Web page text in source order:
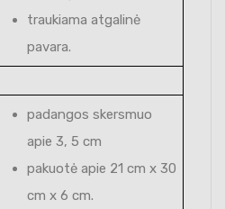
traukiama atgalinė
pavara.
padangos skersmuo
apie 3, 5 cm
pakuotė apie 21 cm x 30
cm x 6 cm.